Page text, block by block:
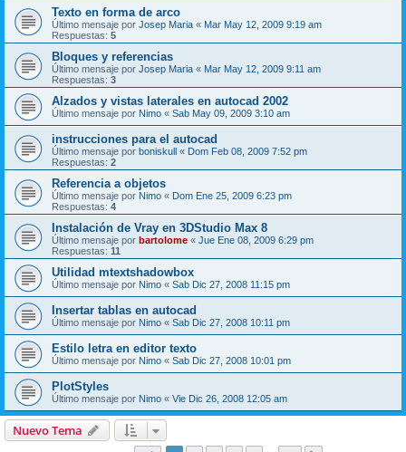
Texto en forma de arco
Último mensaje por Josep Maria « Mar May 12, 2009 9:19 am
Respuestas: 5
Bloques y referencias
Último mensaje por Josep Maria « Mar May 12, 2009 9:11 am
Respuestas: 3
Alzados y vistas laterales en autocad 2002
Último mensaje por Nimo « Sab May 09, 2009 3:10 am
instrucciones para el autocad
Último mensaje por boniskull « Dom Feb 08, 2009 7:52 pm
Respuestas: 2
Referencia a objetos
Último mensaje por Nimo « Dom Ene 25, 2009 6:23 pm
Respuestas: 4
Instalación de Vray en 3DStudio Max 8
Último mensaje por bartolome « Jue Ene 08, 2009 6:29 pm
Respuestas: 11
Utilidad mtextshadowbox
Último mensaje por Nimo « Sab Dic 27, 2008 11:15 pm
Insertar tablas en autocad
Último mensaje por Nimo « Sab Dic 27, 2008 10:11 pm
Estilo letra en editor texto
Último mensaje por Nimo « Sab Dic 27, 2008 10:01 pm
PlotStyles
Último mensaje por Nimo « Vie Dic 26, 2008 12:05 am
Nuevo Tema